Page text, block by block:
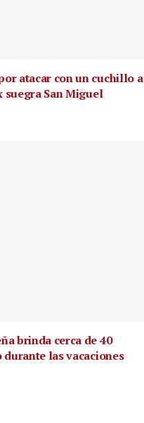
atacar con un cuchillo a
suegra San Miguel
brinda cerca de 40
las vacaciones